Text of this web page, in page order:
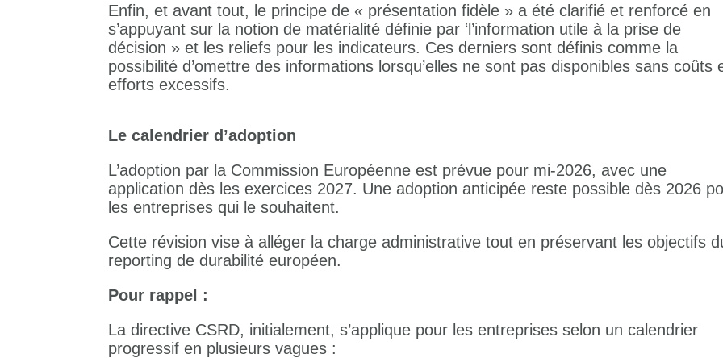
Enfin, et avant tout, le principe de « présentation fidèle » a été clarifié et renforcé en
s’appuyant sur la notion de matérialité définie par ‘l’information utile à la prise de
décision » et les reliefs pour les indicateurs. Ces derniers sont définis comme la
possibilité d’omettre des informations lorsqu’elles ne sont pas disponibles sans coûts
efforts excessifs.
Le calendrier d’adoption
L’adoption par la Commission Européenne est prévue pour mi-2026, avec une
application dès les exercices 2027. Une adoption anticipée reste possible dès 2026
les entreprises qui le souhaitent.
Cette révision vise à alléger la charge administrative tout en préservant les objectifs
reporting de durabilité européen.
Pour rappel :
La directive CSRD, initialement, s’applique pour les entreprises selon un calendrier
progressif en plusieurs vagues :